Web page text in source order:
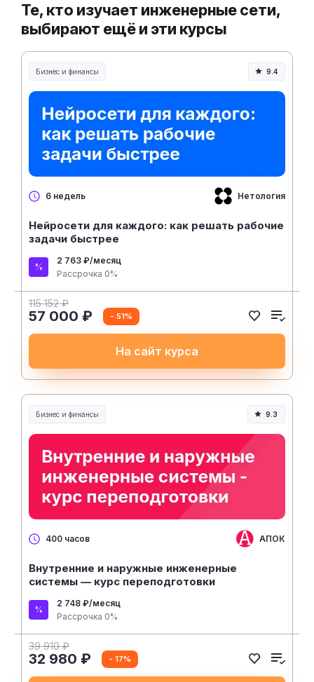
Те, кто изучает инженерные сети,
выбирают ещё и эти курсы
Бизнес и финансы 9.4
6 недель Нетология
Нейросети для каждого: как решать рабочие
задачи быстрее
2 763 ₽/месяц
Рассрочка 0%
115 152 ₽
57 000 ₽ - 51%
На сайт курса
Бизнес и финансы 9.3
400 часов АПОК
Внутренние и наружные инженерные
системы — курс переподготовки
2 748 ₽/месяц
Рассрочка 0%
39 910 ₽
32 980 ₽ - 17%